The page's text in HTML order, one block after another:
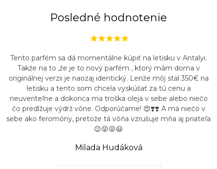
Posledné hodnotenie
Tento parfém sa dá momentálne kúpiť na letisku v Antalyi.
Takže na to ,že je to nový parfém , ktorý mám doma v
originálnej verzii je naozaj identický. Lenže môj stal 350€ na
letisku a tento som chcela vyskúšať za tú cenu a
neuveriteľne a dokonca ma troška oleja v sebe alebo niečo
čo predlžuje výdrž vône. Odporúčame! 😍❣️❣️ A má niečo v
sebe ako feromóny, pretože tá vôňa vzrušuje mňa aj priateľa
😉😝😝😃
Milada Hudáková